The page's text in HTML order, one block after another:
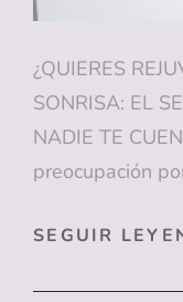
¿QUIERES
SONRISA: EL
NADIE TE
preocupación
SEGUIR